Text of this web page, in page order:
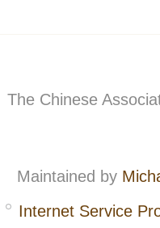
The Chinese
Maintained by
Internet Service